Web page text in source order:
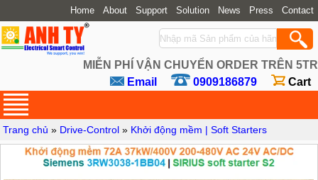
Home About Support Solution News Press Contact
MIỄN PHÍ VẬN CHUYỂN ORDER TRÊN 5TR
Email
0909186879 Cart
Trang chủ » Drive-Control » Khởi động mềm | Soft Starters